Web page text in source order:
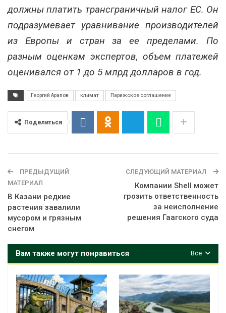
должны платить трансграничный налог ЕС. Он
подразумевает уравнивание производителей
из Европы и стран за ее пределами. По
разным оценкам экспертов, объем платежей
оценивался от 1 до 5 млрд долларов в год.
Георгий Арапов климат Парижское соглашение
Поделиться
ПРЕДЫДУЩИЙ
МАТЕРИАЛ
В Казани редкие
растения завалили
мусором и грязным
снегом
СЛЕДУЮЩИЙ МАТЕРИАЛ
Компании Shell может
грозить ответственность
за неисполнение
решения Гаагского суда
Все
Вам также могут понравиться